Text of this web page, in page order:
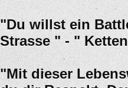
"Du willst ein
Strasse " - "
"Mit dieser